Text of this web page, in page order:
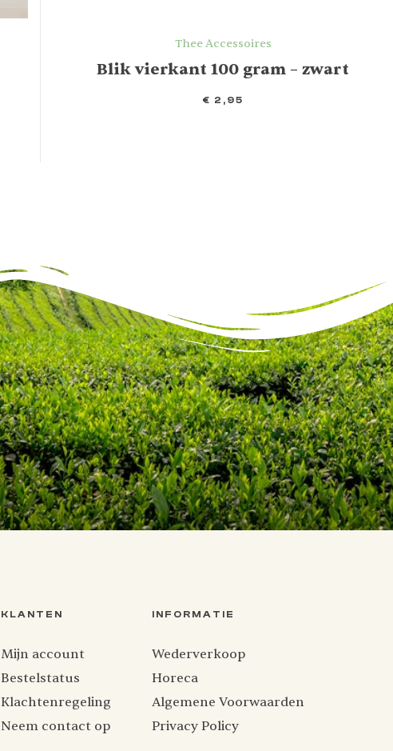
Thee Accessoires
Blik vierkant 100 gram – zwart
€ 2,95
KLANTEN
Mijn account
Bestelstatus
Klachtenregeling
Neem contact op
INFORMATIE
Wederverkoop
Horeca
Algemene Voorwaarden
Privacy Policy